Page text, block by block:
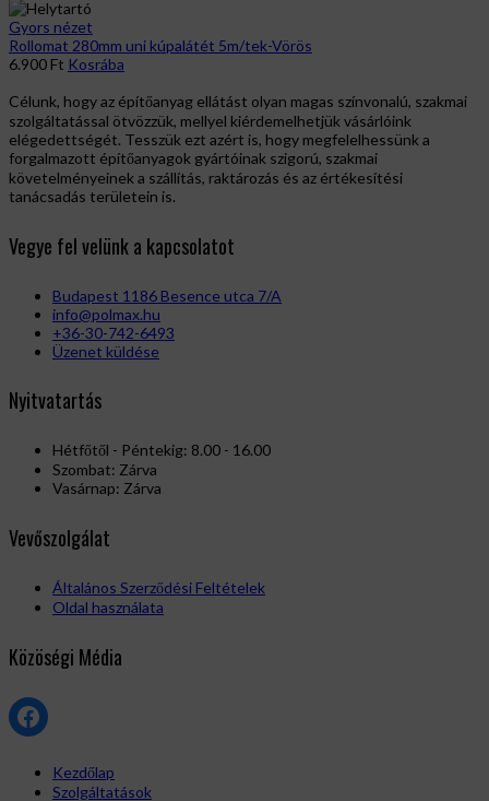
Gyors nézet
Rollomat 280mm uni kúpalátét 5m/tek-Vörös
6.900 Ft Kosrába
Célunk, hogy az építőanyag ellátást olyan magas színvonalú, szakmai
szolgáltatással ötvözzük, mellyel kiérdemelhetjük vásárlóink
elégedettségét. Tesszük ezt azért is, hogy megfelelhessünk a
forgalmazott építőanyagok gyártóinak szigorú, szakmai
követelményeinek a szállítás, raktározás és az értékesítési
tanácsadás területein is.
Vegye fel velünk a kapcsolatot
Budapest 1186 Besence utca 7/A
info@polmax.hu
+36-30-742-6493
Üzenet küldése
Nyitvatartás
Hétfőtől - Péntekig: 8.00 - 16.00
Szombat: Zárva
Vasárnap: Zárva
Vevőszolgálat
Általános Szerződési Feltételek
Oldal használata
Közöségi Média
Facebook
Kezdőlap
Szolgáltatások